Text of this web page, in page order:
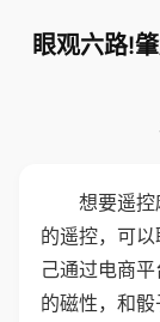
眼观六路!
想要遥控
的遥控，可
己通过电商
的磁性，和